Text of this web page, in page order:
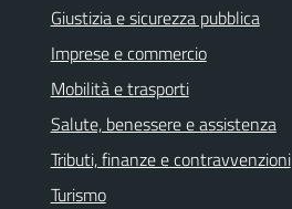
Giustizia e sicurezza pubblica
Imprese e commercio
Mobilità e trasporti
Salute, benessere e assistenza
Tributi, finanze e contravvenzioni
Turismo